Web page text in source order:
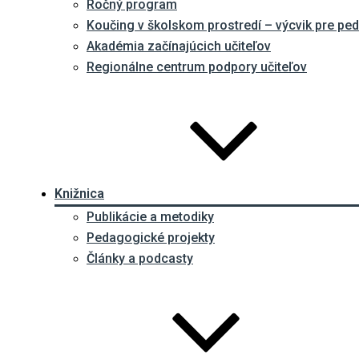
Ročný program
Koučing v školskom prostredí – výcvik pre
Akadémia začínajúcich učiteľov
Regionálne centrum podpory učiteľov
Knižnica
Publikácie a metodiky
Pedagogické projekty
Články a podcasty